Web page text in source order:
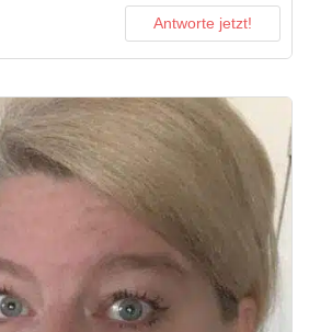
Antworte jetzt!